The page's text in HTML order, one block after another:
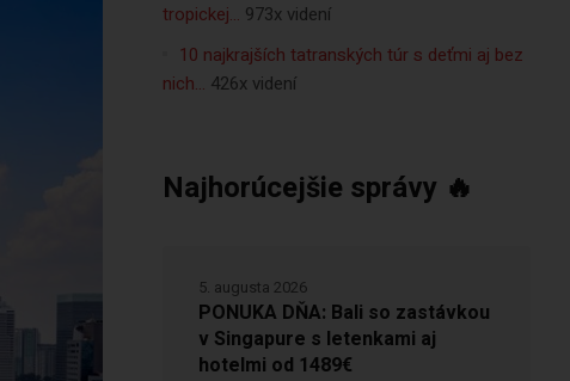
tropickej… 973x videní
10 najkrajších tatranských túr s deťmi aj bez
nich… 426x videní
Najhorúcejšie správy 🔥
PONUKA DŇA: Bali so zastávkou
v Singapure s letenkami aj
hotelmi od 1489€
5. augusta 2026